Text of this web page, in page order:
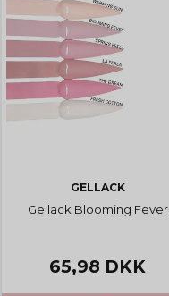
GELLACK
Gellack Blooming Fever
65,98 DKK